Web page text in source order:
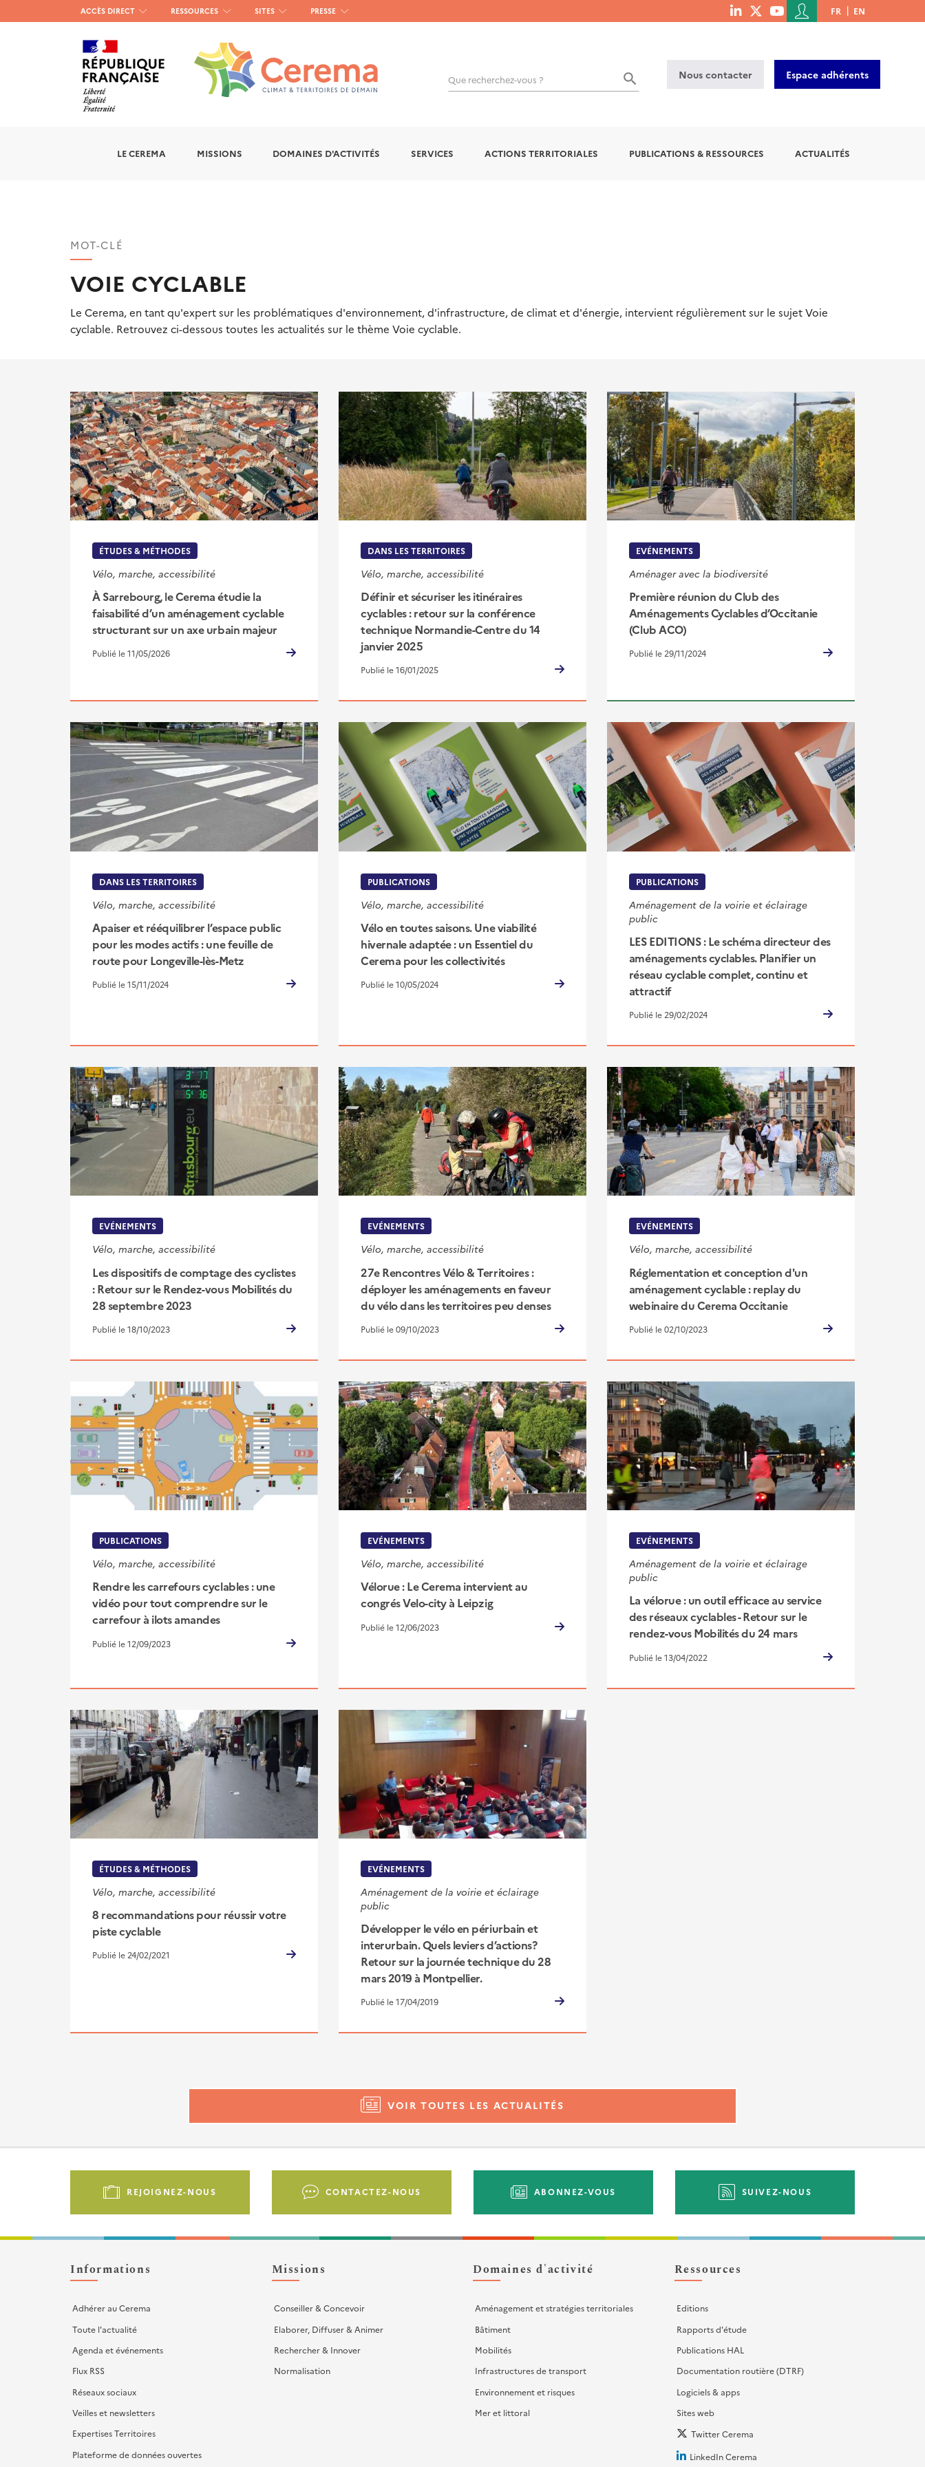
Menu
haut
gauche
ACCÈS DIRECT RESSOURCES SITES PRESSE
menu
Menu
du
de
l'utilisateur
FR EN
Que recherchez-vous ? Nous contacter Espace adhérents
LE CEREMA MISSIONS DOMAINES D'ACTIVITÉS SERVICES ACTIONS TERRITORIALES PUBLICATIONS & RESSOURCES ACTUALITÉS
MOT-CLÉ
VOIE CYCLABLE
Le Cerema, en tant qu'expert sur les problématiques d'environnement, d'infrastructure, de climat et d'énergie, intervient régulièrement sur le sujet Voie
cyclable. Retrouvez ci-dessous toutes les actualités sur le thème Voie cyclable.
ÉTUDES & MÉTHODES
Vélo, marche, accessibilité
À Sarrebourg, le Cerema étudie la
faisabilité d’un aménagement cyclable
structurant sur un axe urbain majeur
Publié le 11/05/2026
DANS LES TERRITOIRES
Vélo, marche, accessibilité
Définir et sécuriser les itinéraires
cyclables : retour sur la conférence
technique Normandie-Centre du 14
janvier 2025
Publié le 16/01/2025
EVÉNEMENTS
Aménager avec la biodiversité
Première réunion du Club des
Aménagements Cyclables d’Occitanie
(Club ACO)
Publié le 29/11/2024
DANS LES TERRITOIRES
Vélo, marche, accessibilité
Apaiser et rééquilibrer l’espace public
pour les modes actifs : une feuille de
route pour Longeville-lès-Metz
Publié le 15/11/2024
PUBLICATIONS
Vélo, marche, accessibilité
Vélo en toutes saisons. Une viabilité
hivernale adaptée : un Essentiel du
Cerema pour les collectivités
Publié le 10/05/2024
PUBLICATIONS
Aménagement de la voirie et éclairage
public
LES EDITIONS : Le schéma directeur des
aménagements cyclables. Planifier un
réseau cyclable complet, continu et
attractif
Publié le 29/02/2024
EVÉNEMENTS
Vélo, marche, accessibilité
Les dispositifs de comptage des cyclistes
: Retour sur le Rendez-vous Mobilités du
28 septembre 2023
Publié le 18/10/2023
EVÉNEMENTS
Vélo, marche, accessibilité
27e Rencontres Vélo & Territoires :
déployer les aménagements en faveur
du vélo dans les territoires peu denses
Publié le 09/10/2023
EVÉNEMENTS
Vélo, marche, accessibilité
Réglementation et conception d'un
aménagement cyclable : replay du
webinaire du Cerema Occitanie
Publié le 02/10/2023
PUBLICATIONS
Vélo, marche, accessibilité
Rendre les carrefours cyclables : une
vidéo pour tout comprendre sur le
carrefour à ilots amandes
Publié le 12/09/2023
EVÉNEMENTS
Vélo, marche, accessibilité
Vélorue : Le Cerema intervient au
congrés Velo-city à Leipzig
Publié le 12/06/2023
EVÉNEMENTS
Aménagement de la voirie et éclairage
public
La vélorue : un outil efficace au service
des réseaux cyclables - Retour sur le
rendez-vous Mobilités du 24 mars
Publié le 13/04/2022
ÉTUDES & MÉTHODES
Vélo, marche, accessibilité
8 recommandations pour réussir votre
piste cyclable
Publié le 24/02/2021
EVÉNEMENTS
Aménagement de la voirie et éclairage
public
Développer le vélo en périurbain et
interurbain. Quels leviers d’actions?
Retour sur la journée technique du 28
mars 2019 à Montpellier.
Publié le 17/04/2019
VOIR TOUTES LES ACTUALITÉS
Pied
Liens
d'actions
REJOIGNEZ-NOUS CONTACTEZ-NOUS ABONNEZ-VOUS SUIVEZ-NOUS
Informations
Adhérer au Cerema
Toute l'actualité
Agenda et événements
Flux RSS
Réseaux sociaux
Veilles et newsletters
Expertises Territoires
Plateforme de données ouvertes
Missions
Conseiller & Concevoir
Elaborer, Diffuser & Animer
Rechercher & Innover
Normalisation
Domaines d'activité
Aménagement et stratégies territoriales
Bâtiment
Mobilités
Infrastructures de transport
Environnement et risques
Mer et littoral
Ressources
Editions
Rapports d'étude
Publications HAL
Documentation routière (DTRF)
Logiciels & apps
Sites web
Twitter Cerema
LinkedIn Cerema